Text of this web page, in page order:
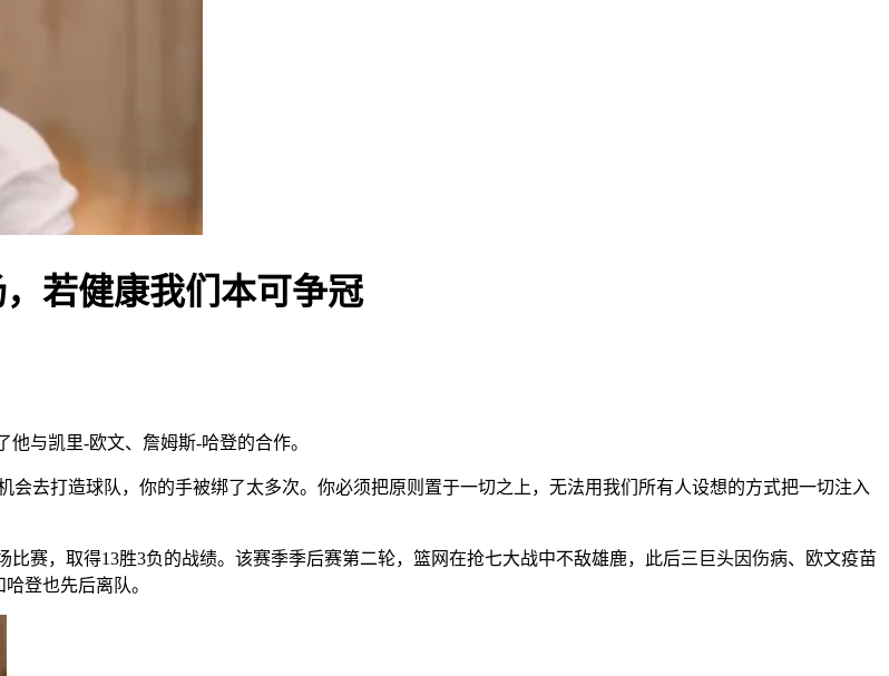
若健康我们本可争冠
与凯里-欧文、詹姆斯-哈登的合作。
去打造球队，你的手被绑了太多次。你必须把原则置于一切之上，无法用我们所有人设想的方式把一切注入
赛，取得13胜3负的战绩。该赛季季后赛第二轮，篮网在抢七大战中不敌雄鹿，此后三巨头因伤病、欧文疫苗
登也先后离队。